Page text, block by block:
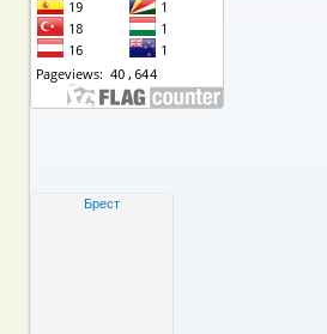
Брест